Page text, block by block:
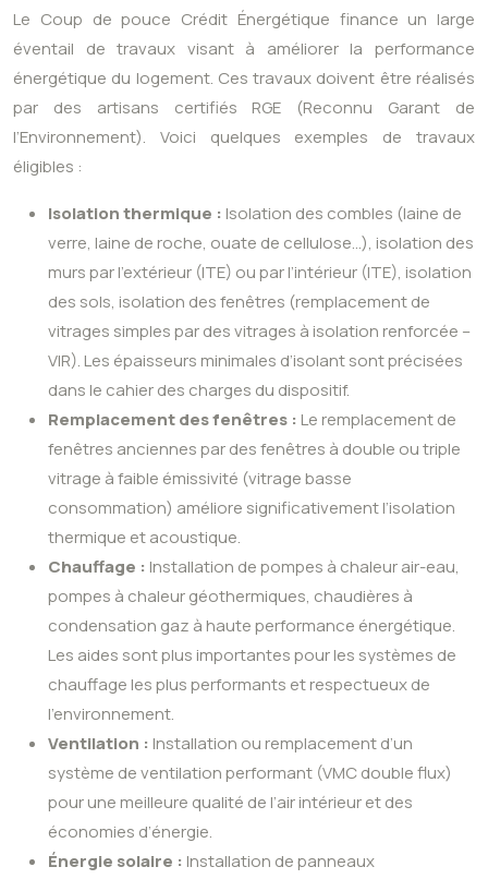
Le Coup de pouce Crédit Énergétique finance un large
éventail de travaux visant à améliorer la performance
énergétique du logement. Ces travaux doivent être réalisés
par des artisans certifiés RGE (Reconnu Garant de
l’Environnement). Voici quelques exemples de travaux
éligibles :
Isolation thermique : Isolation des combles (laine de
verre, laine de roche, ouate de cellulose…), isolation des
murs par l’extérieur (ITE) ou par l’intérieur (ITE), isolation
des sols, isolation des fenêtres (remplacement de
vitrages simples par des vitrages à isolation renforcée –
VIR). Les épaisseurs minimales d’isolant sont précisées
dans le cahier des charges du dispositif.
Remplacement des fenêtres : Le remplacement de
fenêtres anciennes par des fenêtres à double ou triple
vitrage à faible émissivité (vitrage basse
consommation) améliore significativement l’isolation
thermique et acoustique.
Chauffage : Installation de pompes à chaleur air-eau,
pompes à chaleur géothermiques, chaudières à
condensation gaz à haute performance énergétique.
Les aides sont plus importantes pour les systèmes de
chauffage les plus performants et respectueux de
l’environnement.
Ventilation : Installation ou remplacement d’un
système de ventilation performant (VMC double flux)
pour une meilleure qualité de l’air intérieur et des
économies d’énergie.
Énergie solaire : Installation de panneaux